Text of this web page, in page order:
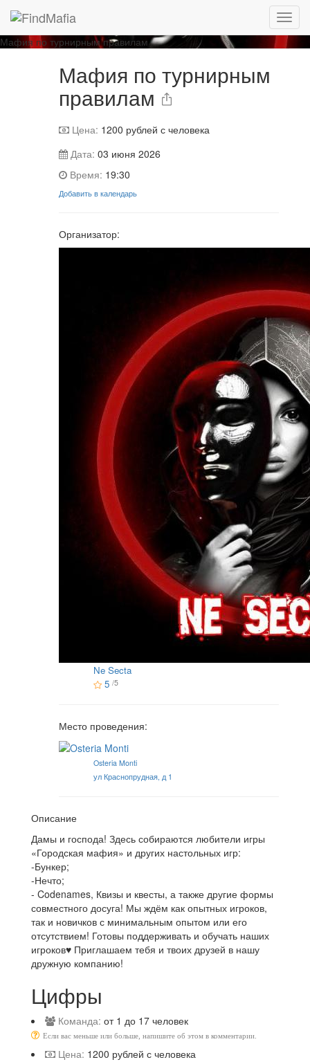
Мафия по турнирным правилам
Мафия по турнирным
правилам
Цена: 1200 рублей с человека
Дата: 03 июня 2026
Время: 19:30
Добавить в календарь
Организатор:
Ne Secta
5 /5
Место проведения:
Osteria Monti
ул Краснопрудная, д 1
Описание
Дамы и господа! Здесь собираются любители игры
«Городская мафия» и других настольных игр:
-Бункер;
-Нечто;
- Codenames, Квизы и квесты, а также другие формы
совместного досуга! Мы ждём как опытных игроков,
так и новичков с минимальным опытом или его
отсутствием! Готовы поддерживать и обучать наших
игроков♥️ Приглашаем тебя и твоих друзей в нашу
дружную компанию!
Цифры
Команда: от 1 до 17 человек
Если вас меньше или больше, напишите об этом в комментарии.
Цена: 1200 рублей с человека